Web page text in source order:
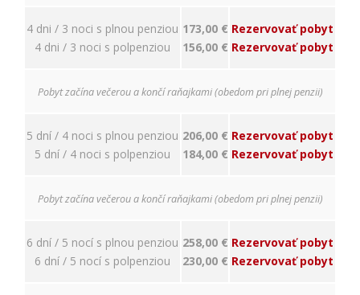
4 dni / 3 noci s plnou penziou
4 dni / 3 noci s polpenziou
173,00 €
156,00 €
Rezervovať pobyt
Rezervovať pobyt
Pobyt začína večerou a končí raňajkami (obedom pri plnej penzii)
5 dní / 4 noci s plnou penziou
5 dní / 4 noci s polpenziou
206,00 €
184,00 €
Rezervovať pobyt
Rezervovať pobyt
Pobyt začína večerou a končí raňajkami (obedom pri plnej penzii)
6 dní / 5 nocí s plnou penziou
6 dní / 5 nocí s polpenziou
258,00 €
230,00 €
Rezervovať pobyt
Rezervovať pobyt
Štatistiky
porozumieť,
používajú
našu stránku,
zlepšovať.
zhromažďujú
informácie